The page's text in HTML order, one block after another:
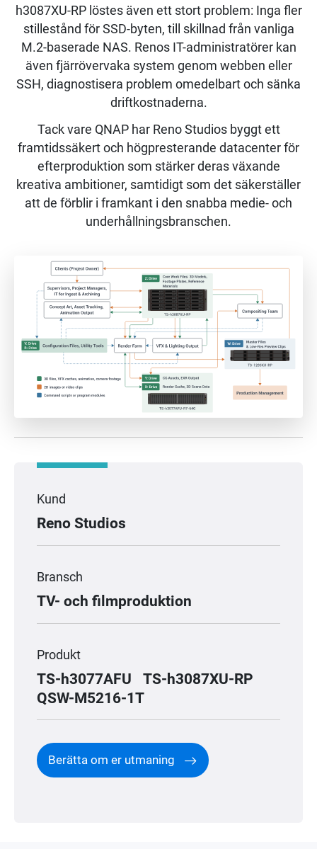
Kund
Reno Studios
Bransch
TV- och filmproduktion
Produkt
TS-h3077AFU
TS-h3087XU-RP
QSW-M5216-1T
Berätta om er utmaning
h3087XU-RP löstes även ett stort problem: Inga fler
stillestånd för SSD-byten, till skillnad från vanliga
M.2-baserade NAS. Renos IT-administratörer kan
även fjärrövervaka system genom webben eller
SSH, diagnostisera problem omedelbart och sänka
driftkostnaderna.
Tack vare QNAP har Reno Studios byggt ett
framtidssäkert och högpresterande datacenter för
efterproduktion som stärker deras växande
kreativa ambitioner, samtidigt som det säkerställer
att de förblir i framkant i den snabba medie- och
underhållningsbranschen.